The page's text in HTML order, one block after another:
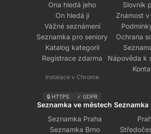
Ona hledá jeho
On hledá ji
Vážné seznámení
Seznamka pro seniory
Katalog kategorií
Registrace zdarma
Instalace v Chrome
🔒 HTTPS ✓ GDPR
Slovník
Známost
Ochrana
Nápověda k
Seznamka ve městech
Seznamka Praha
Seznamka Brno